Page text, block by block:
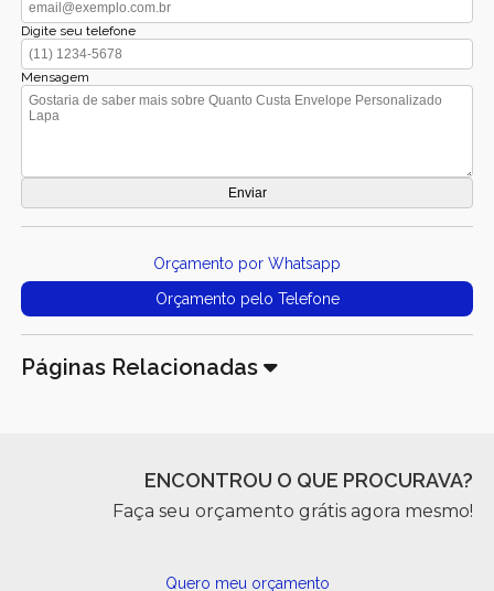
Digite seu telefone
Mensagem
Orçamento por Whatsapp
Orçamento pelo Telefone
Páginas Relacionadas
ENCONTROU O QUE PROCURAVA?
Faça seu orçamento grátis agora mesmo!
Quero meu orçamento